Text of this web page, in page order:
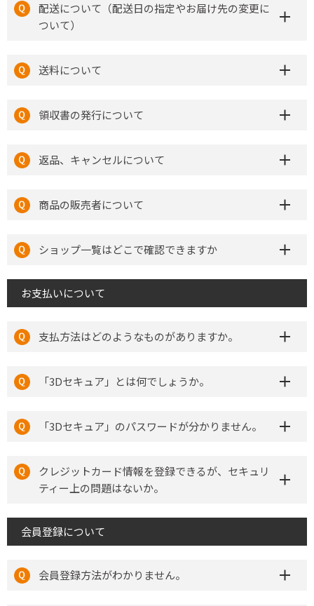
配送について（配送日の指定やお届け先の変更に
ついて）
送料について
領収書の発行について
返品、キャンセルについて
商品の販売者について
ショップ一覧はどこで確認できますか
お支払いについて
支払方法はどのようなものがありますか。
「3Dセキュア」とは何でしょうか。
「3Dセキュア」のパスワードが分かりません。
クレジットカード情報を登録できるが、セキュリ
ティー上の問題はないか。
会員登録について
会員登録方法がわかりません。